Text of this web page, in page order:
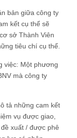
bản giữa công ty
kết cụ thể sẽ
sở Thành Viên
tiêu chí cụ thể.
việc: Một phương
mà công ty
tả những cam kết
vụ được giao,
xuất / được phê